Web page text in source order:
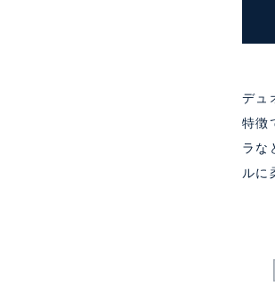
デュ
特徴
ラな
ルに